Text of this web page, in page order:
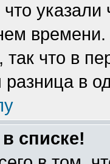
указали
что в
разница в
списке!